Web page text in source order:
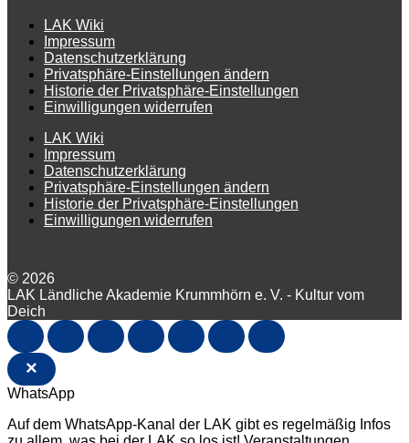
LAK Wiki
Impressum
Datenschutzerklärung
Privatsphäre-Einstellungen ändern
Historie der Privatsphäre-Einstellungen
Einwilligungen widerrufen
LAK Wiki
Impressum
Datenschutzerklärung
Privatsphäre-Einstellungen ändern
Historie der Privatsphäre-Einstellungen
Einwilligungen widerrufen
© 2026
LAK Ländliche Akademie Krummhörn e. V. - Kultur vom
Deich
×
WhatsApp
Auf dem WhatsApp-Kanal der LAK gibt es regelmäßig Infos